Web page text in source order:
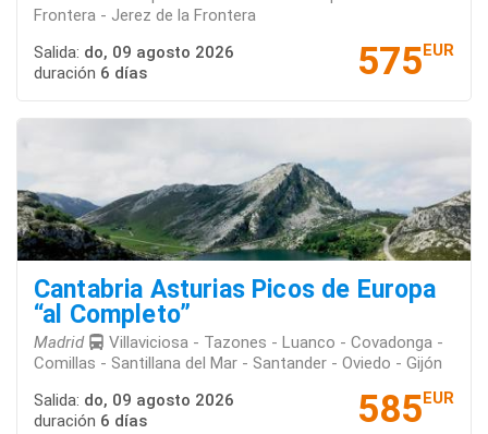
Frontera - Jerez de la Frontera
575EUR
Salida: do, 09 agosto 2026
duración 6 días
Cantabria Asturias Picos de Europa
“al Completo”
Madrid
Villaviciosa - Tazones - Luanco - Covadonga -
Comillas - Santillana del Mar - Santander - Oviedo - Gijón
585EUR
Salida: do, 09 agosto 2026
duración 6 días